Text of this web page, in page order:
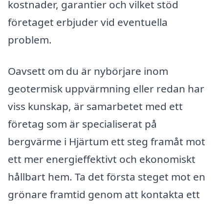
kostnader, garantier och vilket stöd
företaget erbjuder vid eventuella
problem.
Oavsett om du är nybörjare inom
geotermisk uppvärmning eller redan har
viss kunskap, är samarbetet med ett
företag som är specialiserat på
bergvärme i Hjärtum ett steg framåt mot
ett mer energieffektivt och ekonomiskt
hållbart hem. Ta det första steget mot en
grönare framtid genom att kontakta ett